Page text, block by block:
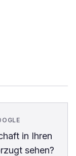
in Ihren
sehen?